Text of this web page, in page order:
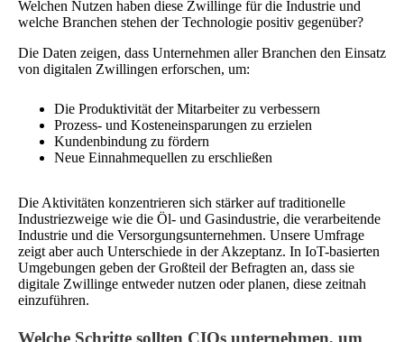
Welchen Nutzen haben diese Zwillinge für die Industrie und
welche Branchen stehen der Technologie positiv gegenüber?
Die Daten zeigen, dass Unternehmen aller Branchen den Einsatz
von digitalen Zwillingen erforschen, um:
Die Produktivität der Mitarbeiter zu verbessern
Prozess- und Kosteneinsparungen zu erzielen
Kundenbindung zu fördern
Neue Einnahmequellen zu erschließen
Die Aktivitäten konzentrieren sich stärker auf traditionelle
Industriezweige wie die Öl- und Gasindustrie, die verarbeitende
Industrie und die Versorgungsunternehmen. Unsere Umfrage
zeigt aber auch Unterschiede in der Akzeptanz. In IoT-basierten
Umgebungen geben der Großteil der Befragten an, dass sie
digitale Zwillinge entweder nutzen oder planen, diese zeitnah
einzuführen.
Welche Schritte sollten CIOs unternehmen, um